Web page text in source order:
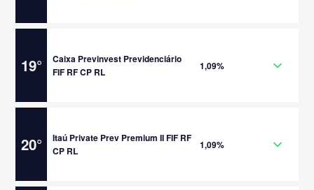
19°
Caixa Previnvest Previdenciário
FIF RF CP RL
1,09%
20°
Itaú Private Prev Premium II FIF RF
CP RL
1,09%